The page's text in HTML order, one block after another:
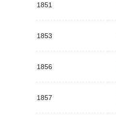
1851
1853
1856
1857